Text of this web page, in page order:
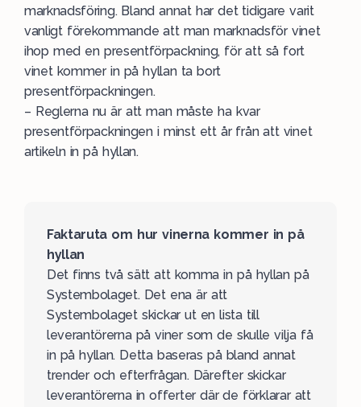
marknadsföring. Bland annat har det tidigare varit
vanligt förekommande att man marknadsför vinet
ihop med en presentförpackning, för att så fort
vinet kommer in på hyllan ta bort
presentförpackningen.
– Reglerna nu är att man måste ha kvar
presentförpackningen i minst ett år från att vinet
artikeln in på hyllan.
Faktaruta om hur vinerna kommer in på
hyllan
Det finns två sätt att komma in på hyllan på
Systembolaget. Det ena är att
Systembolaget skickar ut en lista till
leverantörerna på viner som de skulle vilja få
in på hyllan. Detta baseras på bland annat
trender och efterfrågan. Därefter skickar
leverantörerna in offerter där de förklarar att